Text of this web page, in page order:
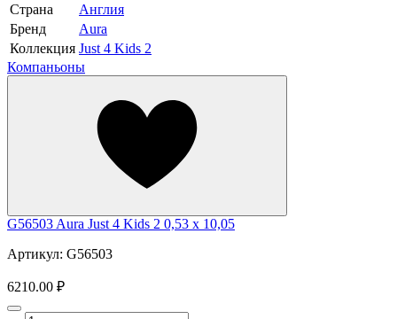
Страна
Англия
Бренд
Aura
Коллекция Just 4 Kids 2
Компаньоны
G56503 Aura Just 4 Kids 2 0,53 x 10,05
Артикул: G56503
6210.00 ₽